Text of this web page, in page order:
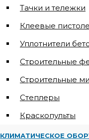
Тачки и тележки
Клеевые
Уплотнители
Строительные
Строительные
Степлеры
Краскопульты
КЛИМАТИЧЕСКОЕ